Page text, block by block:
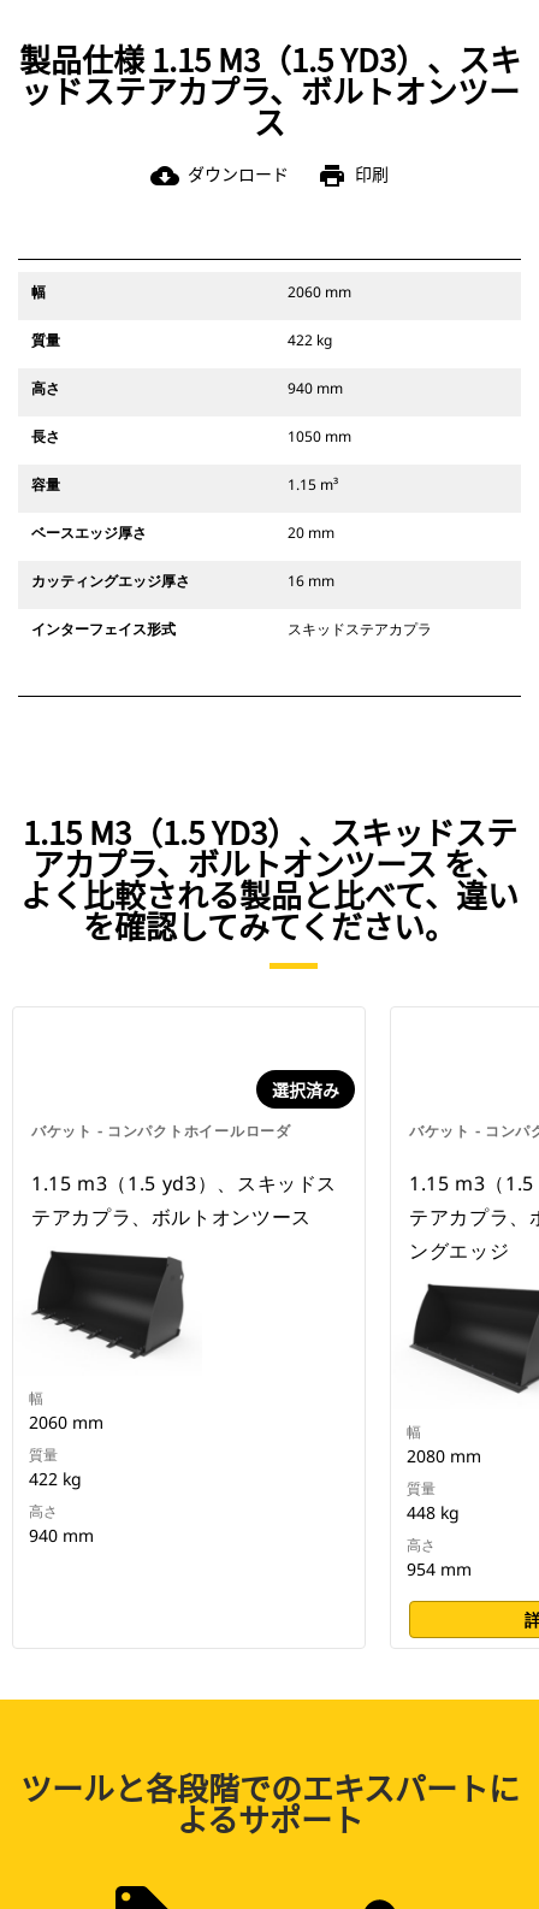
製品仕様 1.15 M3（1.5 YD3）、スキ
ッドステアカプラ、ボルトオンツー
ス
cloud_download ダウンロード print 印刷
幅 2060 mm
質量 422 kg
高さ 940 mm
長さ 1050 mm
容量 1.15 m³
ベースエッジ厚さ 20 mm
カッティングエッジ厚さ 16 mm
インターフェイス形式 スキッドステアカプラ
1.15 M3（1.5 YD3）、スキッドステ
アカプラ、ボルトオンツース を、
よく比較される製品と比べて、違い
を確認してみてください。
バケット - コンパクトホイールローダ
選択済み
1.15 m3（1.5 yd3）、スキッドス
テアカプラ、ボルトオンツース
幅
2060 mm
質量
422 kg
高さ
940 mm
バケット - コンパ
1.15 m3（
テアカプラ、
ングエッジ
幅
2080 mm
質量
448 kg
高さ
954 mm
ツールと各段階でのエキスパートに
よるサポート